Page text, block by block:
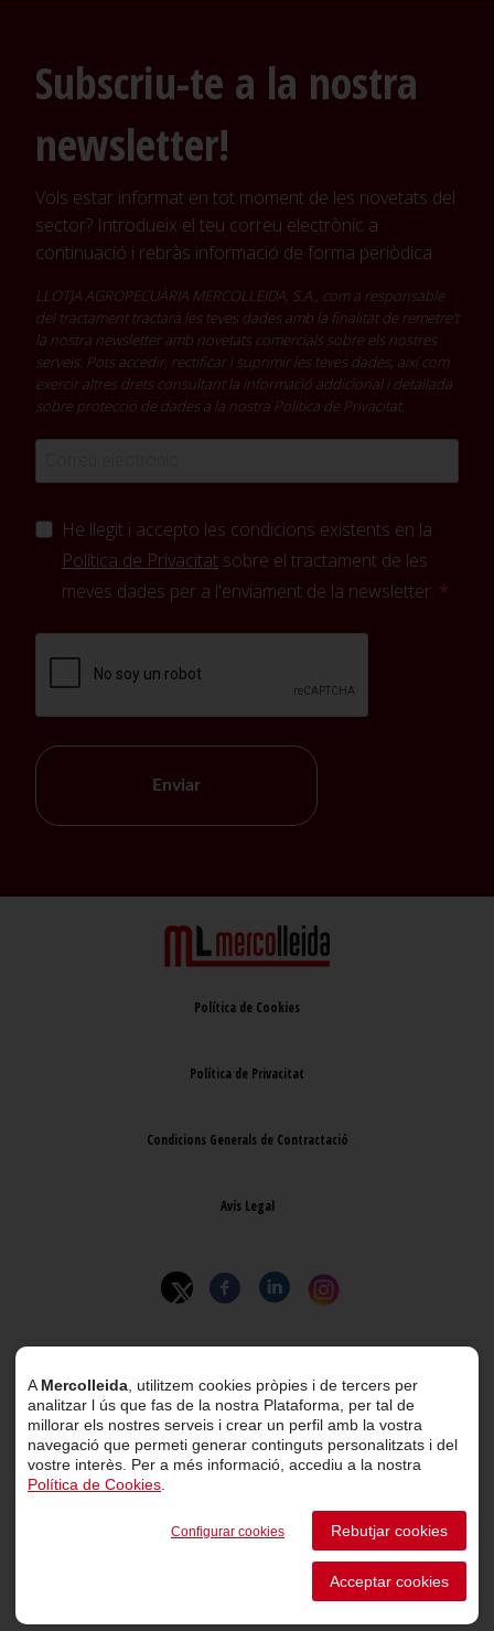
Subscriu-te a la nostra
newsletter!
Vols estar informat en tot moment de les novetats del
sector? Introdueix el teu correu electrònic a
continuació i rebràs informació de forma periòdica
LLOTJA AGROPECUÀRIA MERCOLLEIDA, S.A., com a responsable
del tractament tractarà les teves dades amb la finalitat de remetre't
la nostra newsletter amb novetats comercials sobre els nostres
serveis. Pots accedir, rectificar i suprimir les teves dades, així com
exercir altres drets consultant la informació addicional i detallada
sobre protecció de dades a la nostra Política de Privacitat.
He llegit i accepto les condicions existents en la
Política de Privacitat sobre el tractament de les
meves dades per a l'enviament de la newsletter.
Enviar
Política de Cookies
Política de Privacitat
Condicions Generals de Contractació
Avís Legal
© 2026 Mercolleida. Tots els drets reservats.
Projecte web desenvolupat perACTIUM Digital
Portal de transparència
Canal de comunicació d’informants
Perfil del Contractant
A Mercolleida , utilitzem cookies pròpies i de tercers per
analitzar l ús que fas de la nostra Plataforma, per tal de
millorar els nostres serveis i crear un perfil amb la vostra
navegació que permeti generar continguts personalitzats i del
vostre interès. Per a més informació, accediu a la nostra
Política de Cookies
Configurar cookies Rebutjar cookies
Acceptar cookies